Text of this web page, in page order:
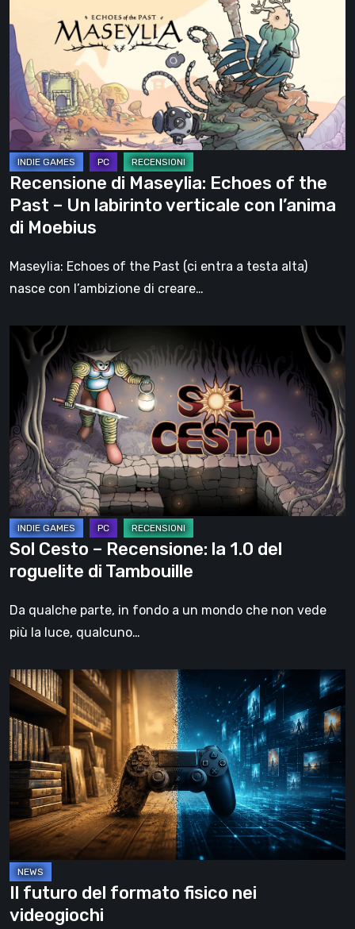
Echoes
of
the
Past
–
Un
labirinto
verticale
con
l’anima
di
Recensione di Maseylia: Echoes of the
Past – Un labirinto verticale con l’anima
di Moebius
Maseylia: Echoes of the Past (ci entra a testa alta)
nasce con l’ambizione di creare…
Cesto
Recensione:
la
1.0
del
roguelite
di
Tambouille
Sol Cesto – Recensione: la 1.0 del
roguelite di Tambouille
Da qualche parte, in fondo a un mondo che non vede
più la luce, qualcuno…
Il
futuro
del
formato
fisico
videogiochi
Il futuro del formato fisico nei
videogiochi